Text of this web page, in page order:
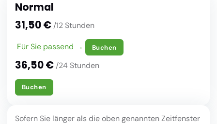
Normal
31,50 € /12 Stunden
Für Sie passend → Buchen
36,50 € /24 Stunden
Buchen
Sofern Sie länger als die oben genannten Zeitfenster